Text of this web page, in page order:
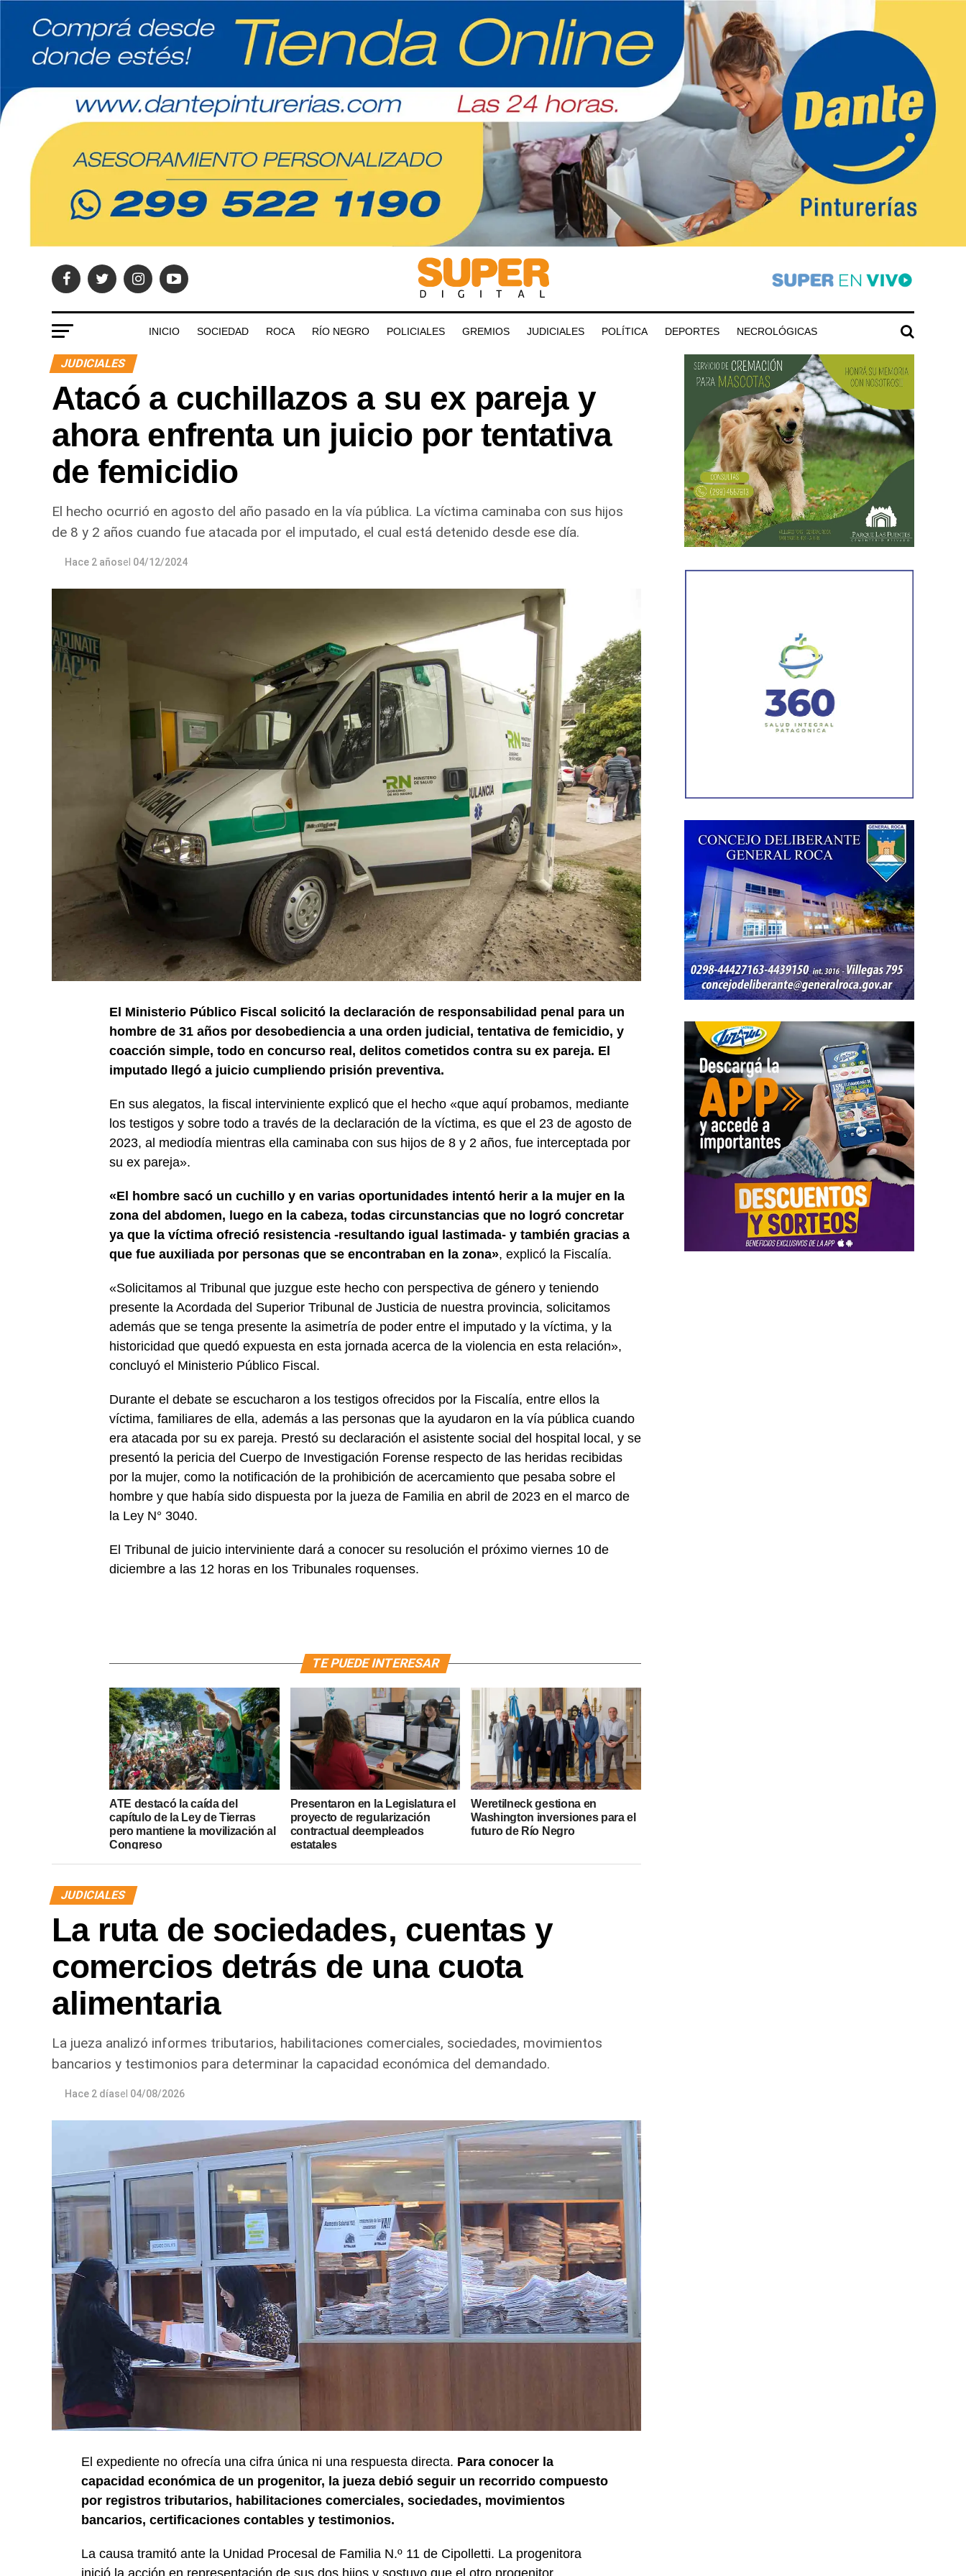
INICIO SOCIEDAD ROCA RÍO NEGRO POLICIALES GREMIOS JUDICIALES POLÍTICA DEPORTES NECROLÓGICAS
JUDICIALES
Atacó a cuchillazos a su ex pareja y
ahora enfrenta un juicio por tentativa
de femicidio
El hecho ocurrió en agosto del año pasado en la vía pública. La víctima caminaba con sus hijos
de 8 y 2 años cuando fue atacada por el imputado, el cual está detenido desde ese día.
Hace 2 añosel 04/12/2024
El Ministerio Público Fiscal solicitó la declaración de responsabilidad penal para un
hombre de 31 años por desobediencia a una orden judicial, tentativa de femicidio, y
coacción simple, todo en concurso real, delitos cometidos contra su ex pareja. El
imputado llegó a juicio cumpliendo prisión preventiva.
En sus alegatos, la fiscal interviniente explicó que el hecho «que aquí probamos, mediante
los testigos y sobre todo a través de la declaración de la víctima, es que el 23 de agosto de
2023, al mediodía mientras ella caminaba con sus hijos de 8 y 2 años, fue interceptada por
su ex pareja».
«El hombre sacó un cuchillo y en varias oportunidades intentó herir a la mujer en la
zona del abdomen, luego en la cabeza, todas circunstancias que no logró concretar
ya que la víctima ofreció resistencia -resultando igual lastimada- y también gracias a
que fue auxiliada por personas que se encontraban en la zona», explicó la Fiscalía.
«Solicitamos al Tribunal que juzgue este hecho con perspectiva de género y teniendo
presente la Acordada del Superior Tribunal de Justicia de nuestra provincia, solicitamos
además que se tenga presente la asimetría de poder entre el imputado y la víctima, y la
historicidad que quedó expuesta en esta jornada acerca de la violencia en esta relación»,
concluyó el Ministerio Público Fiscal.
Durante el debate se escucharon a los testigos ofrecidos por la Fiscalía, entre ellos la
víctima, familiares de ella, además a las personas que la ayudaron en la vía pública cuando
era atacada por su ex pareja. Prestó su declaración el asistente social del hospital local, y se
presentó la pericia del Cuerpo de Investigación Forense respecto de las heridas recibidas
por la mujer, como la notificación de la prohibición de acercamiento que pesaba sobre el
hombre y que había sido dispuesta por la jueza de Familia en abril de 2023 en el marco de
la Ley N° 3040.
El Tribunal de juicio interviniente dará a conocer su resolución el próximo viernes 10 de
diciembre a las 12 horas en los Tribunales roquenses.
TE PUEDE INTERESAR
ATE destacó la caída del
capítulo de la Ley de Tierras
pero mantiene la movilización al
Congreso
Presentaron en la Legislatura el
proyecto de regularización
contractual deempleados
estatales
Weretilneck gestiona en
Washington inversiones para el
futuro de Río Negro
JUDICIALES
La ruta de sociedades, cuentas y
comercios detrás de una cuota
alimentaria
La jueza analizó informes tributarios, habilitaciones comerciales, sociedades, movimientos
bancarios y testimonios para determinar la capacidad económica del demandado.
Hace 2 díasel 04/08/2026
El expediente no ofrecía una cifra única ni una respuesta directa. Para conocer la
capacidad económica de un progenitor, la jueza debió seguir un recorrido compuesto
por registros tributarios, habilitaciones comerciales, sociedades, movimientos
bancarios, certificaciones contables y testimonios.
La causa tramitó ante la Unidad Procesal de Familia N.º 11 de Cipolletti. La progenitora
inició la acción en representación de sus dos hijos y sostuvo que el otro progenitor